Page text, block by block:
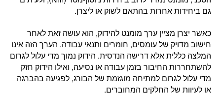
גם ביחידות אחרות בהתאם לשוק או ליצרן.
כאשר יצרן מציין ערך מומנט להידוק, הוא עושה זאת לאחר
חישוב מדויק של עומסים, חומרים ותנאי עבודה. הערך הזה אינו
המלצה כללית אלא דרישה הנדסית. הידוק נמוך מדי עלול לגרום
להשתחררות החיבור בזמן עבודה או נסיעה, ואילו הידוק חזק
מדי עלול לגרום למתיחה מוגזמת של הבורג, לפגיעה בהברגה
או לעיוות של החלקים המחוברים.